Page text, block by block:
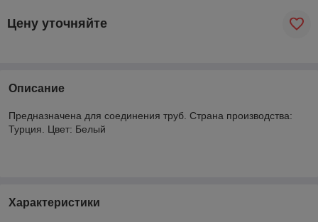
Цену уточняйте
Описание
Предназначена для соединения труб. Страна производства:
Турция. Цвет: Белый
Характеристики